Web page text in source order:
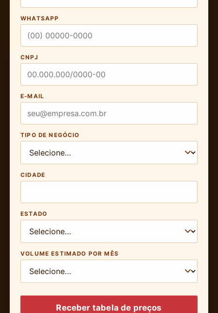
WHATSAPP
CNPJ
E-MAIL
TIPO DE NEGÓCIO
CIDADE
ESTADO
VOLUME ESTIMADO POR MÊS
Receber tabela de preços